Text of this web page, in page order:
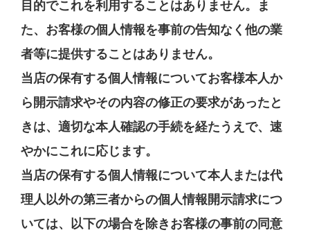
目的でこれを利用することはありません。ま
た、お客様の個人情報を事前の告知なく他の業
者等に提供することはありません。
当店の保有する個人情報についてお客様本人か
ら開示請求やその内容の修正の要求があったと
きは、適切な本人確認の手続を経たうえで、速
やかにこれに応じます。
当店の保有する個人情報について本人または代
理人以外の第三者からの個人情報開示請求につ
いては、以下の場合を除きお客様の事前の同意